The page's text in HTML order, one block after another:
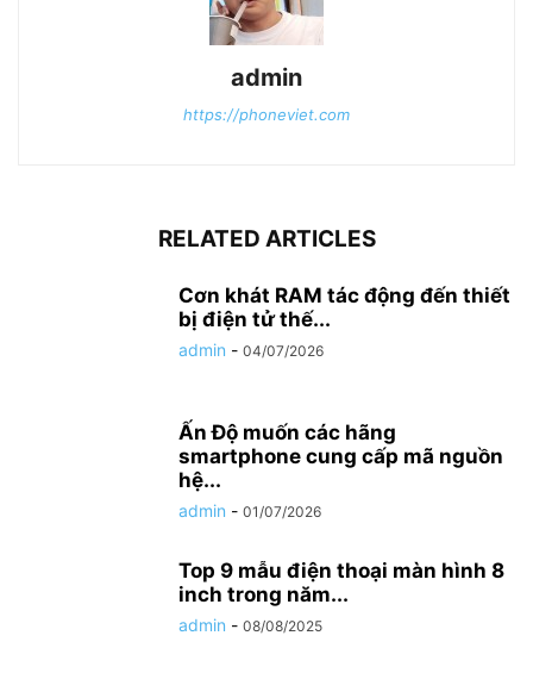
admin
https://phoneviet.com
RELATED ARTICLES
Cơn khát RAM tác động đến thiết
bị điện tử thế...
admin - 04/07/2026
Ấn Độ muốn các hãng
smartphone cung cấp mã nguồn
hệ...
admin - 01/07/2026
Top 9 mẫu điện thoại màn hình 8
inch trong năm...
admin - 08/08/2025